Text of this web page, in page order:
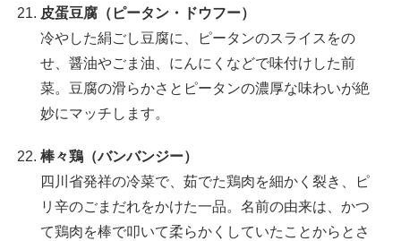
皮蛋豆腐（ピータン・ドウフー）
冷やした絹ごし豆腐に、ピータンのスライスをの
せ、醤油やごま油、にんにくなどで味付けした前
菜。豆腐の滑らかさとピータンの濃厚な味わいが絶
妙にマッチします。
棒々鶏（バンバンジー）
四川省発祥の冷菜で、茹でた鶏肉を細かく裂き、ピ
リ辛のごまだれをかけた一品。名前の由来は、かつ
て鶏肉を棒で叩いて柔らかくしていたことからとさ